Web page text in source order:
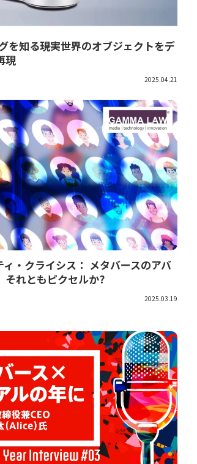
を知る――現実世界のオブジェクトをデ
現
2025.04.21
ィ・クライシス： メタバースのアバ
それともピクセルか?
2025.03.19